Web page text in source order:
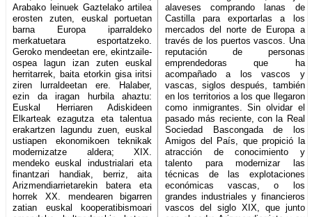
Arabako leinuek Gaztelako artilea
erosten zuten, euskal portuetan
barna Europa iparraldeko
merkatuetara esportatzeko.
Geroko mendeetan ere, ekintzaile-
ospea lagun izan zuten euskal
herritarrek, baita etorkin gisa iritsi
ziren lurraldeetan ere. Halaber,
ezin da iragan hurbila ahaztu:
Euskal Herriaren Adiskideen
Elkarteak ezagutza eta talentua
erakartzen lagundu zuen, euskal
ustiapen ekonomikoen teknikak
modernizatze aldera; XIX.
mendeko euskal industrialari eta
finantzari handiak, berriz, aita
Arizmendiarrietarekin batera eta
horrek XX. mendearen bigarren
zatian euskal kooperatibismoari
alaveses comprando lanas de
Castilla para exportarlas a los
mercados del norte de Europa a
través de los puertos vascos. Una
reputación de personas
emprendedoras que ha
acompañado a los vascos y
vascas, siglos después, también
en los territorios a los que llegaron
como inmigrantes. Sin olvidar el
pasado más reciente, con la Real
Sociedad Bascongada de los
Amigos del País, que propició la
atracción de conocimiento y
talento para modernizar las
técnicas de las explotaciones
económicas vascas, o los
grandes industriales y financieros
vascos del siglo XIX, que junto